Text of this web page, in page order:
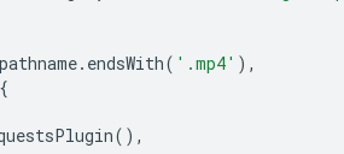
pathname. endsWith( '.mp4' ),
(),